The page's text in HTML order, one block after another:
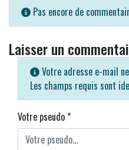
Pas encore de
Laisser un
Votre adresse e-mail
Les champs requis sont
Votre pseudo*